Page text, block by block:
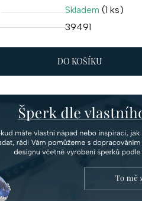
Skladem (1 ks)
39491
DO KOŠÍKU